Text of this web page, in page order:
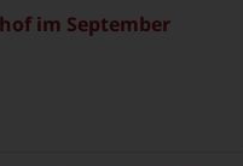
im September